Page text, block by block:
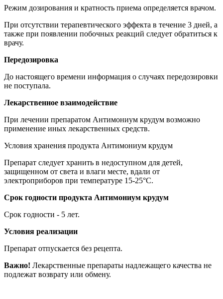
Режим дозирования и кратность приема определяется врачом.
При отсутствии терапевтического эффекта в течение 3 дней, а
также при появлении побочных реакций следует обратиться к
врачу.
Передозировка
До настоящего времени информация о случаях передозировки
не поступала.
Лекарственное взаимодействие
При лечении препаратом Антимониум крудум возможно
применение иных лекарственных средств.
Условия хранения продукта Антимониум крудум
Препарат следует хранить в недоступном для детей,
защищенном от света и влаги месте, вдали от
электроприборов при температуре 15-25°C.
Срок годности продукта Антимониум крудум
Срок годности - 5 лет.
Условия реализации
Препарат отпускается без рецепта.
Важно! Лекарственные препараты надлежащего качества не
подлежат возврату или обмену.